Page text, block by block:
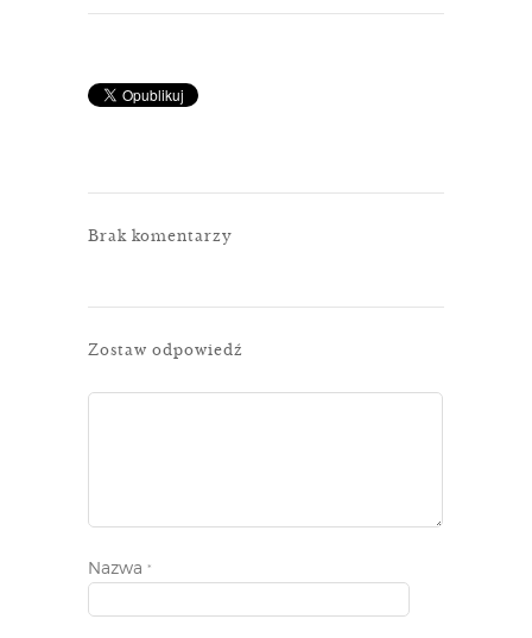
Brak komentarzy
Zostaw odpowiedź
Nazwa *